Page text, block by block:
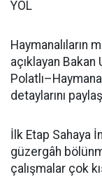
YOL
Haymanalıların
açıklayan
detaylarını
İlk Etap Sahaya
güzergâh
çalışmalar çok